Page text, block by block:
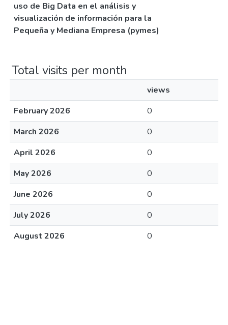
uso de Big Data en el análisis y
visualización de información para la
Pequeña y Mediana Empresa (pymes)
Total visits per month
views
February 2026
0
March 2026
0
April 2026
0
May 2026
0
June 2026
0
July 2026
0
August 2026
0